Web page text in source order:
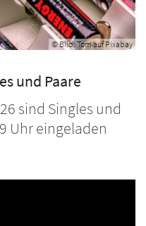
© Bild: Tom auf Pixabay
und Paare
sind Singles und
Uhr eingeladen